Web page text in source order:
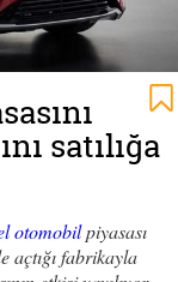
satılığa
otomobilpiyasası
açtığı fabrikayla